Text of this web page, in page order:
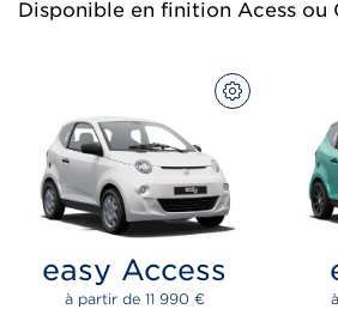
Disponible en finition Acess ou
easy Access
à partir de 11 990 €
CONFIGUREZ